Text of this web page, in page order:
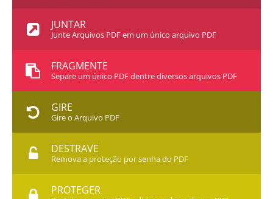
JUNTAR
Junte Arquivos PDF em um único arquivo PDF
FRAGMENTE
Separe um único PDF dentre diversos arquivos PDF
GIRE
Gire o Arquivo PDF
DESTRAVE
Remova a proteção por senha do PDF
PROTEGER